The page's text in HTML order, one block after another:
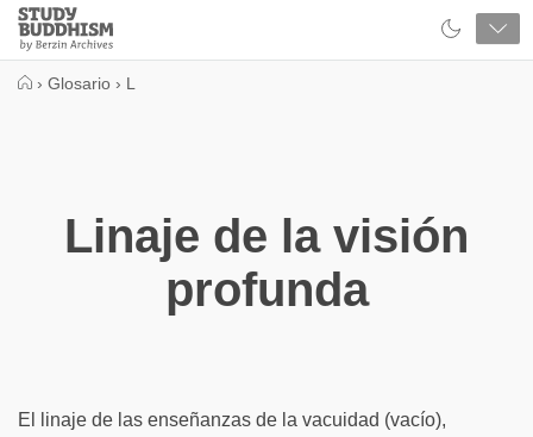
Close
Study
Buddhism
› Glosario › L
Linaje de la visión
profunda
El linaje de las enseñanzas de la vacuidad (vacío),